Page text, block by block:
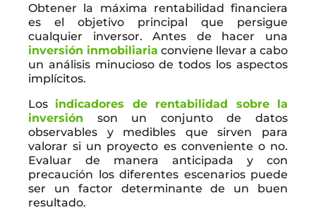
Obtener la máxima rentabilidad financiera
es el objetivo principal que persigue
cualquier inversor. Antes de hacer una
inversión inmobiliaria conviene llevar a cabo
un análisis minucioso de todos los aspectos
implícitos.
Los indicadores de rentabilidad sobre la
inversión son un conjunto de datos
observables y medibles que sirven para
valorar si un proyecto es conveniente o no.
Evaluar de manera anticipada y con
precaución los diferentes escenarios puede
ser un factor determinante de un buen
resultado.